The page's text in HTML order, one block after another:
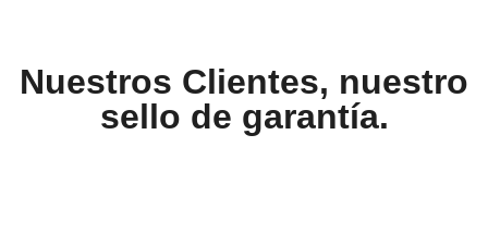
Nuestros Clientes, nuestro
sello de garantía.